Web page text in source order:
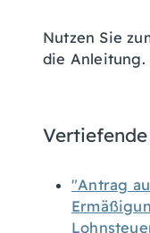
Nutzen Sie
die Anleitung.
"Antrag